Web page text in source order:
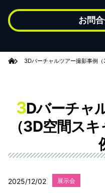
お問
3Dバーチャルツアー撮影事例（
3Dバーチャ
（3D空間ス
2025/12/02 展示会